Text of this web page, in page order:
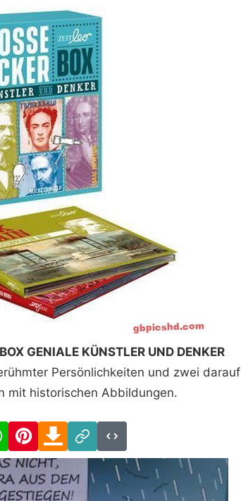
GENIALE KÜNSTLER UND DENKER
Persönlichkeiten und zwei darauf
mit historischen Abbildungen.
WhatsAppPinterestDownload
Link